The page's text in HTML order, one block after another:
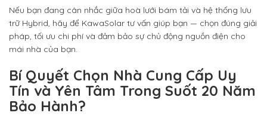
Nếu bạn đang cân nhắc giữa hoà lưới bám tải và hệ thống lưu
trữ Hybrid, hãy để KawaSolar tư vấn giúp bạn — chọn đúng giải
pháp, tối ưu chi phí và đảm bảo sự chủ động nguồn điện cho
mái nhà của bạn.
Bí Quyết Chọn Nhà Cung Cấp Uy
Tín và Yên Tâm Trong Suốt 20 Năm
Bảo Hành?